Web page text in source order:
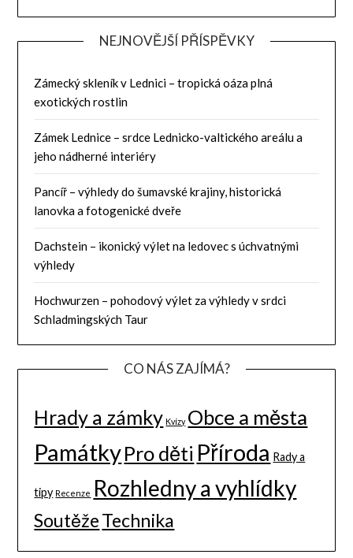
NEJNOVĚJŠÍ PŘÍSPĚVKY
Zámecký skleník v Lednici – tropická oáza plná
exotických rostlin
Zámek Lednice – srdce Lednicko-valtického areálu a
jeho nádherné interiéry
Pancíř – výhledy do šumavské krajiny, historická
lanovka a fotogenické dveře
Dachstein – ikonický výlet na ledovec s úchvatnými
výhledy
Hochwurzen – pohodový výlet za výhledy v srdci
Schladmingských Taur
CO NÁS ZAJÍMÁ?
Hrady a zámky Kvízy Obce a města
PamátkyPro děti Příroda Rady a
tipy Recenze Rozhledny a vyhlídky
SoutěžeTechnika